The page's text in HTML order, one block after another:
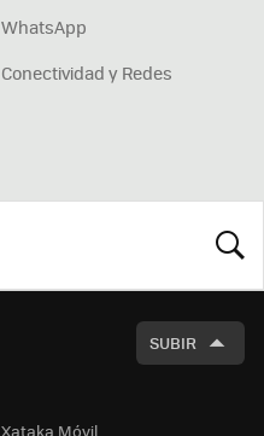
WhatsApp
Conectividad y Redes
SUBIR
Xataka Móvil